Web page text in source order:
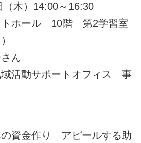
木）14:00～16:30
ホール 10階 第2学習室
ん
サポートオフィス 事
の資金作り アピールする助